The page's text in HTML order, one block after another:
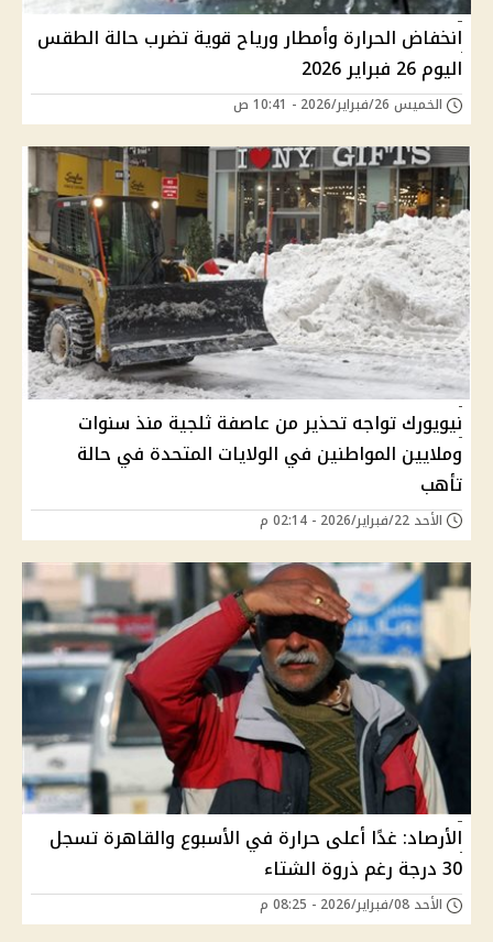
انخفاض الحرارة وأمطار ورياح قوية تضرب حالة الطقس
اليوم 26 فبراير 2026
الخميس 26/فبراير/2026 - 10:41 ص
نيويورك تواجه تحذير من عاصفة ثلجية منذ سنوات
وملايين المواطنين في الولايات المتحدة في حالة
تأهب
الأحد 22/فبراير/2026 - 02:14 م
الأرصاد: غدًا أعلى حرارة في الأسبوع والقاهرة تسجل
30 درجة رغم ذروة الشتاء
الأحد 08/فبراير/2026 - 08:25 م